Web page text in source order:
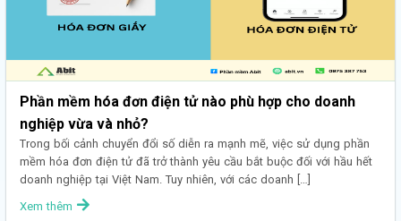
Phần mềm hóa đơn điện tử nào phù hợp cho doanh
nghiệp vừa và nhỏ?
Trong bối cảnh chuyển đổi số diễn ra mạnh mẽ, việc sử dụng phần
mềm hóa đơn điện tử đã trở thành yêu cầu bắt buộc đối với hầu hết
doanh nghiệp tại Việt Nam. Tuy nhiên, với các doanh […]
Xem thêm